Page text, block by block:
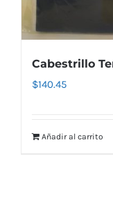
Cabestrillo
$140.45
Añadir al carrito